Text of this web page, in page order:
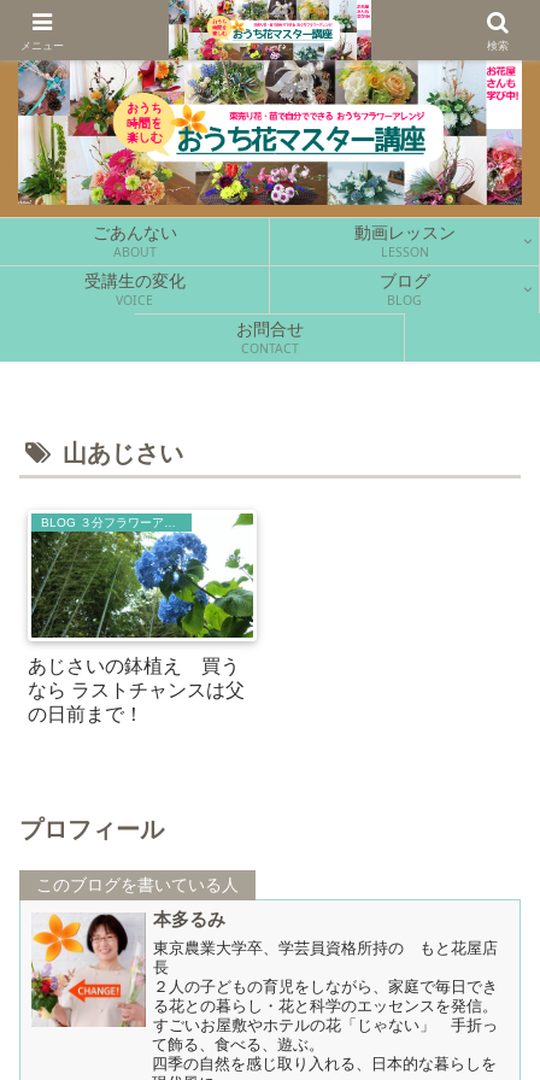
花をもっと手軽に、もっと楽しく。
ごあんない
ABOUT
動画レッスン
LESSON
受講生の変化
VOICE
ブログ
BLOG
お問合せ
CONTACT
山あじさい
あじさいの鉢植え 買う
なら ラストチャンスは父
の日前まで！
プロフィール
このブログを書いている人
本多るみ
東京農業大学卒、学芸員資格所持の もと花屋店
長
２人の子どもの育児をしながら、家庭で毎日でき
る花との暮らし・花と科学のエッセンスを発信。
すごいお屋敷やホテルの花「じゃない」 手折っ
て飾る、食べる、遊ぶ。
四季の自然を感じ取り入れる、日本的な暮らしを
メニュー 検索